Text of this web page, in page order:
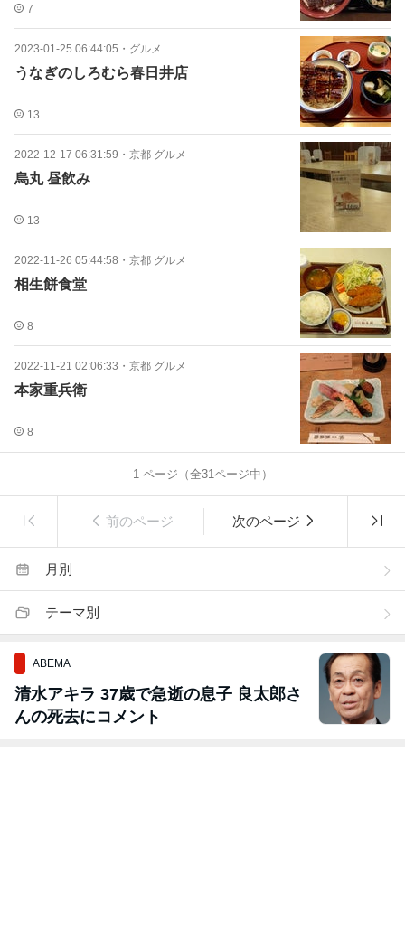
7
2023-01-25 06:44:05 ・ グルメ
うなぎのしろむら春日井店
13
2022-12-17 06:31:59 ・ 京都 グルメ
烏丸 昼飲み
13
2022-11-26 05:44:58 ・ 京都 グルメ
相生餅食堂
8
2022-11-21 02:06:33 ・ 京都 グルメ
本家重兵衛
8
1ページ（全31ページ中）
前のページ 次のページ
月別
テーマ別
ABEMA
清水アキラ 37歳で急逝の息子 良太郎さ
んの死去にコメント